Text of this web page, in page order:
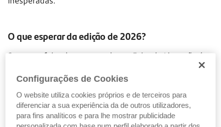
O que esperar da edição de 2026?
Se nunca foi, vale a pena saber: a Feira do Livro não é
só sobre descontos (embora eles ajudem bastante). É
um verdadeiro festival cultural.
Ao longo dos dias, poderá encontrar:
Configurações de Cookies
O website utiliza cookies próprios e de terceiros para
diferenciar a sua experiência da de outros utilizadores,
para fins analíticos e para lhe mostrar publicidade